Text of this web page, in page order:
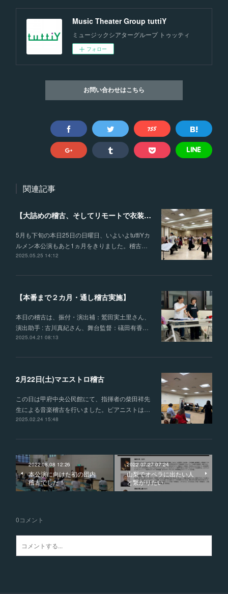
Music Theater Group tuttiY
ミュージックシアターグループ トゥッティ
フォロー
お問い合わせはこちら
関連記事
【大詰めの稽古、そしてリモートで衣装合わせを行いました】
5月も下旬の本日25日の日曜日、いよいよtuttiYカ
ルメン本公演もあと1ヵ月をきりました。稽古…
2025.05.25 14:12
【本番まで２カ月・通し稽古実施】
本日の稽古は、振付・演出補：鷲田実土里さん、
演出助手 : 古川真紀さん、舞台監督：礒田有香…
2025.04.21 08:13
2月22日(土)マエストロ稽古
この日は甲府中央公民館にて、指揮者の柴田祥先
生による音楽稽古を行いました。ピアニストは…
2025.02.24 15:48
2022.08.08 12:26
本公演に向けた初の団内
稽古でした！
2022.07.27 07:24
山梨でオペラに出たい人
と繋がりたい
0コメント